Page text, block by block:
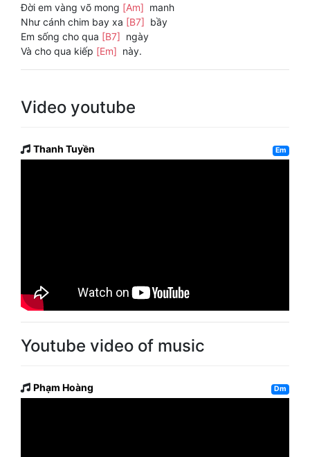
Đời em vàng võ mong [Am] manh
Như cánh chim bay xa [B7] bầy
Em sống cho qua [B7] ngày
Và cho qua kiếp [Em] này.
Video youtube
Thanh Tuyền Em
Youtube video of music
Phạm Hoàng Dm